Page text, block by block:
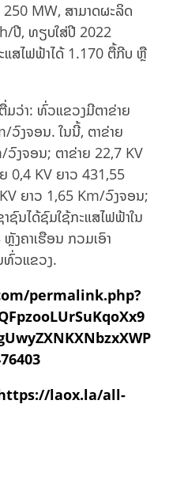
MW, ສາມາດຜະລິດ
ປີ, ທຽບໃສ່ປີ 2022
ສໄຟຟ້າໄດ້ 1.170 ຕື້ກີບ ຫຼື
ມວ່າ: ທົ່ວແຂວງມີຕາຂ່າຍ
ງຈອນ. ໃນນີ້, ຕາຂ່າຍ
ງຈອນ; ຕາຂ່າຍ 22,7 KV
0,4 KV ຍາວ 431,55
ຍາວ 1,65 Km/ວົງຈອນ;
ນໄດ້ຊົມໃຊ້ກະແສໄຟຟ້າໃນ
ງຄາເຮືອນ ກວມເອົາ
ທົ່ວແຂວງ.
permalink.php?
laox.la/all-